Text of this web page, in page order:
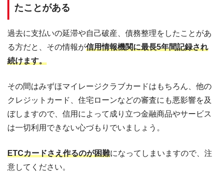
たことがある
過去に支払いの延滞や自己破産、債務整理をしたことがあ
る方だと、その情報が信用情報機関に最長5年間記録され
続けます。
その間はみずほマイレージクラブカードはもちろん、他の
クレジットカード、住宅ローンなどの審査にも悪影響を及
ぼしますので、信用によって成り立つ金融商品やサービス
は一切利用できない心づもりでいましょう。
ETCカードさえ作るのが困難になってしまいますので、注
意してください。